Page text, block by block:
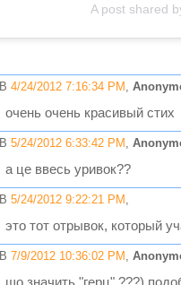
A post shared
В 4/24/2012 7:16:34 PM ,
очень очень красивый стих
В 5/24/2012 6:33:42 PM ,
а це ввесь уривок??
В 5/24/2012 9:22:21 PM ,
это тот отрывок, который
В 7/9/2012 10:36:02 PM ,